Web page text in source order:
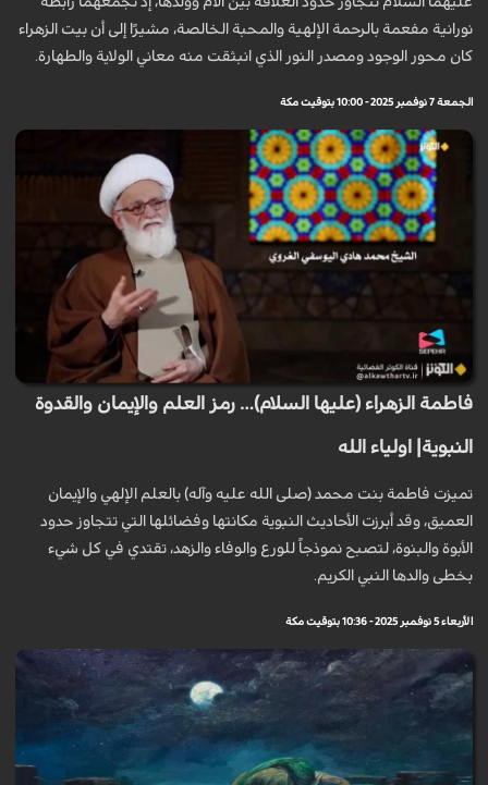
نورانية مفعمة بالرحمة الإلهية والمحبة الخالصة، مشيرًا إلى أن بيت الزهراء
كان محور الوجود ومصدر النور الذي انبثقت منه معاني الولاية والطهارة.
الجمعة 7 نوفمبر 2025 - 10:00 بتوقيت مكة
فاطمة الزهراء (عليها السلام)… رمز العلم والإيمان والقدوة
النبوية| اولياء الله
تميزت فاطمة بنت محمد (صلى الله عليه وآله) بالعلم الإلهي والإيمان
العميق، وقد أبرزت الأحاديث النبوية مكانتها وفضائلها التي تتجاوز حدود
الأبوة والبنوة، لتصبح نموذجاً للورع والوفاء والزهد، تقتدي في كل شيء
بخطى والدها النبي الكريم.
الأربعاء 5 نوفمبر 2025 - 10:36 بتوقيت مكة